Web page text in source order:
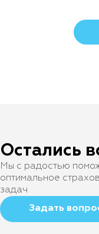
Остались
Мы с радостью
оптимальное
задач
Задать